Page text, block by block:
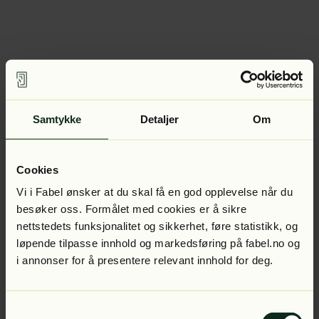
Samtykke Detaljer Om
Cookies
Vi i Fabel ønsker at du skal få en god opplevelse når du
besøker oss. Formålet med cookies er å sikre
nettstedets funksjonalitet og sikkerhet, føre statistikk, og
løpende tilpasse innhold og markedsføring på fabel.no og
i annonser for å presentere relevant innhold for deg.